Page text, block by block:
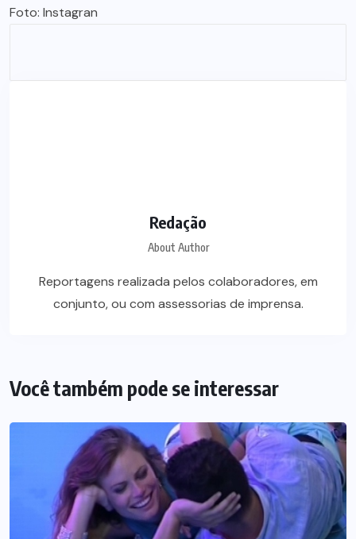
Foto: Instagran
Redação
About Author
Reportagens realizada pelos colaboradores, em
conjunto, ou com assessorias de imprensa.
Você também pode se interessar